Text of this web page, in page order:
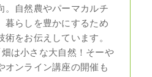
。自然農やパーマカルチ
暮らしを豊かにするため
をお伝えしています。
は小さな大自然！そーや
オンライン講座の開催も